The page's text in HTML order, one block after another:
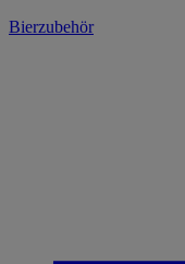
Bierzubehör